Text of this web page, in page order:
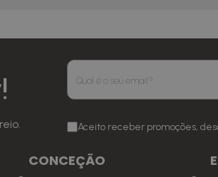
Aceito receber promoções,
CONCEÇÃO